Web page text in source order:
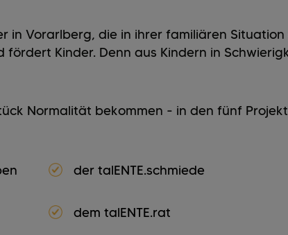
in Vorarlberg, die in ihrer familiären
Kinder. Denn aus Kindern in
Normalität bekommen - in den fünf
der talENTE.schmiede
dem talENTE.rat